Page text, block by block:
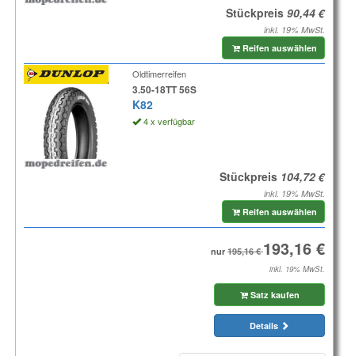
Stückpreis
inkl. 19% MwSt.
Reifen auswählen
Oldtimerreifen
3.50-18TT 56S
K82
4 x verfügbar
Stückpreis
inkl. 19% MwSt.
Reifen auswählen
nur
inkl. 19% MwSt.
Satz kaufen
Details